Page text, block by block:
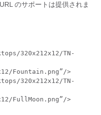
のサポートは提供されま
320x212x12/TN-
Fountain.png”/>
320x212x12/TN-
FullMoon.png”/>